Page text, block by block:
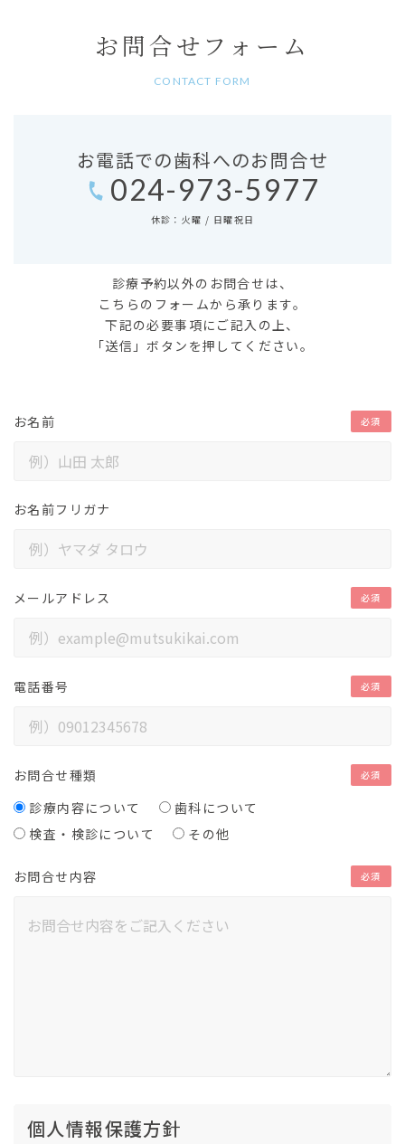
お問合せフォーム
CONTACT FORM
お電話での歯科へのお問合せ
024-973-5977
休診：火曜 / 日曜祝日
診療予約以外のお問合せは、
こちらのフォームから承ります。
下記の必要事項にご記入の上、
「送信」ボタンを押してください。
お名前 必須
お名前フリガナ
メールアドレス 必須
電話番号 必須
お問合せ種類 必須
診療内容について
歯科について
検査・検診について
その他
お問合せ内容 必須
個人情報保護方針